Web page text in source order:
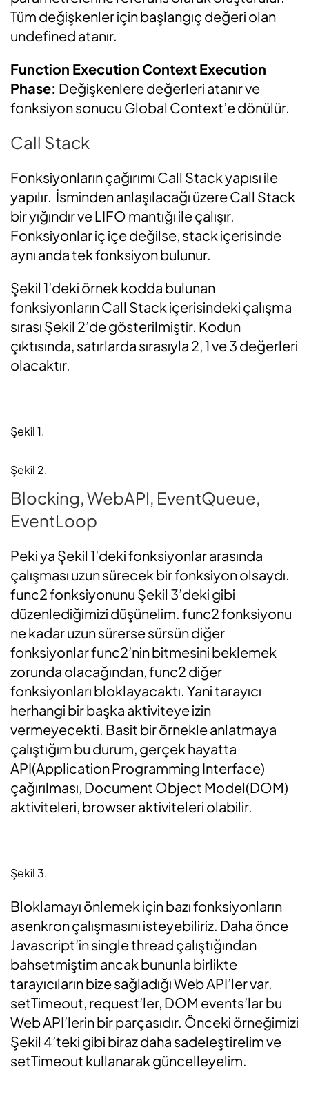
Tüm değişkenler için başlangıç değeri olan
undefined atanır.
Function Execution Context Execution
Phase: Değişkenlere değerleri atanır ve
fonksiyon sonucu Global Context’e dönülür.
Call Stack
Fonksiyonların çağırımı Call Stack yapısı ile
yapılır. İsminden anlaşılacağı üzere Call Stack
bir yığındır ve LIFO mantığı ile çalışır.
Fonksiyonlar iç içe değilse, stack içerisinde
aynı anda tek fonksiyon bulunur.
Şekil 1’deki örnek kodda bulunan
fonksiyonların Call Stack içerisindeki çalışma
sırası Şekil 2’de gösterilmiştir. Kodun
çıktısında, satırlarda sırasıyla 2, 1 ve 3 değerleri
olacaktır.
Şekil 1.
Şekil 2.
Blocking, WebAPI, EventQueue,
EventLoop
Peki ya Şekil 1’deki fonksiyonlar arasında
çalışması uzun sürecek bir fonksiyon olsaydı.
func2 fonksiyonunu Şekil 3’deki gibi
düzenlediğimizi düşünelim. func2 fonksiyonu
ne kadar uzun sürerse sürsün diğer
fonksiyonlar func2’nin bitmesini beklemek
zorunda olacağından, func2 diğer
fonksiyonları bloklayacaktı. Yani tarayıcı
herhangi bir başka aktiviteye izin
vermeyecekti. Basit bir örnekle anlatmaya
çalıştığım bu durum, gerçek hayatta
API(Application Programming Interface)
çağırılması, Document Object Model(DOM)
aktiviteleri, browser aktiviteleri olabilir.
Şekil 3.
Bloklamayı önlemek için bazı fonksiyonların
asenkron çalışmasını isteyebiliriz. Daha önce
Javascript’in single thread çalıştığından
bahsetmiştim ancak bununla birlikte
tarayıcıların bize sağladığı Web API’ler var.
setTimeout, request’ler, DOM events’lar bu
Web API’lerin bir parçasıdır. Önceki örneğimizi
Şekil 4’teki gibi biraz daha sadeleştirelim ve
setTimeout kullanarak güncelleyelim.